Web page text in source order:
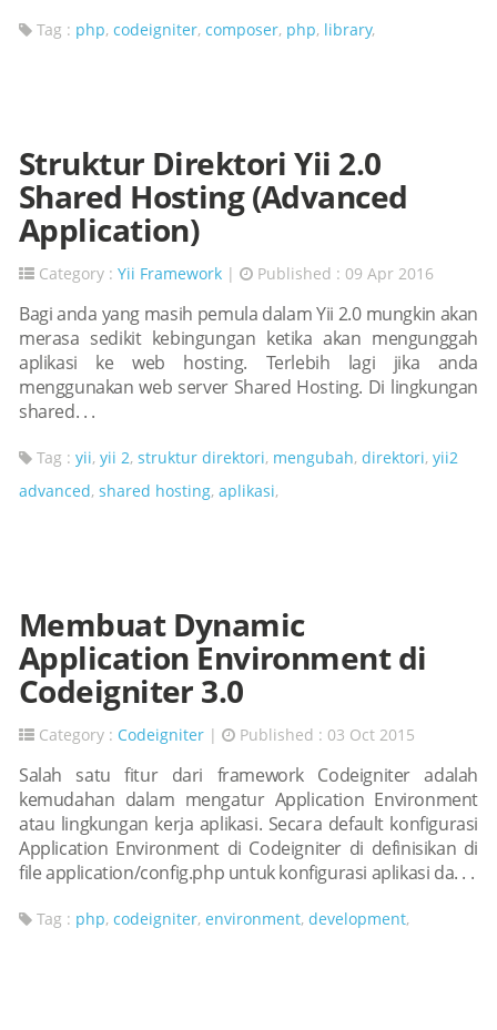
Tag : php, codeigniter, composer, php, library,
Struktur Direktori Yii 2.0
Shared Hosting (Advanced
Application)
Category : Yii Framework | Published : 09 Apr 2016
Bagi anda yang masih pemula dalam Yii 2.0 mungkin akan
merasa sedikit kebingungan ketika akan mengunggah
aplikasi ke web hosting. Terlebih lagi jika anda
menggunakan web server Shared Hosting. Di lingkungan
shared. . .
Tag : yii, yii 2, struktur direktori, mengubah, direktori, yii2
advanced, shared hosting, aplikasi,
Membuat Dynamic
Application Environment di
Codeigniter 3.0
Category : Codeigniter | Published : 03 Oct 2015
Salah satu fitur dari framework Codeigniter adalah
kemudahan dalam mengatur Application Environment
atau lingkungan kerja aplikasi. Secara default konfigurasi
Application Environment di Codeigniter di definisikan di
file application/config.php untuk konfigurasi aplikasi da. . .
Tag : php, codeigniter, environment, development,